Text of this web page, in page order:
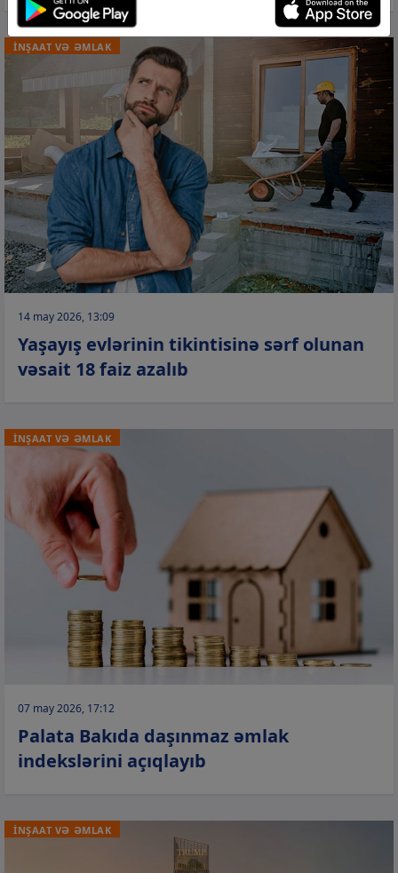
İNŞAAT VƏ ƏMLAK
14 may 2026, 13:09
Yaşayış evlərinin tikintisinə sərf olunan
vəsait 18 faiz azalıb
İNŞAAT VƏ ƏMLAK
07 may 2026, 17:12
Palata Bakıda daşınmaz əmlak
indekslərini açıqlayıb
İNŞAAT VƏ ƏMLAK